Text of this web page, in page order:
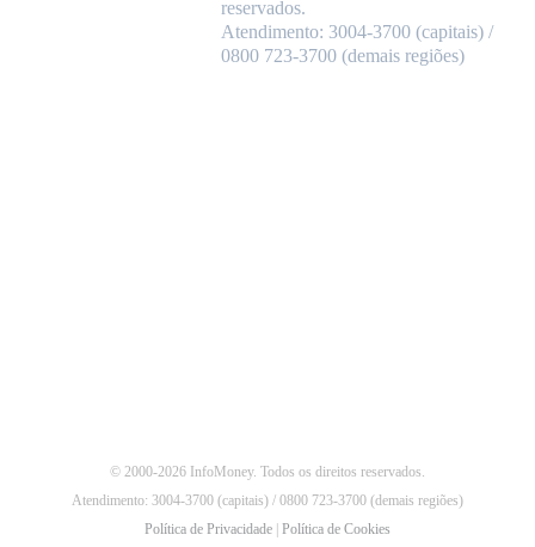
reservados.
Atendimento: 3004-3700 (capitais) /
0800 723-3700 (demais regiões)
© 2000-2026 InfoMoney. Todos os direitos reservados.
Atendimento: 3004-3700 (capitais) / 0800 723-3700 (demais regiões)
Política de Privacidade Política de Cookies